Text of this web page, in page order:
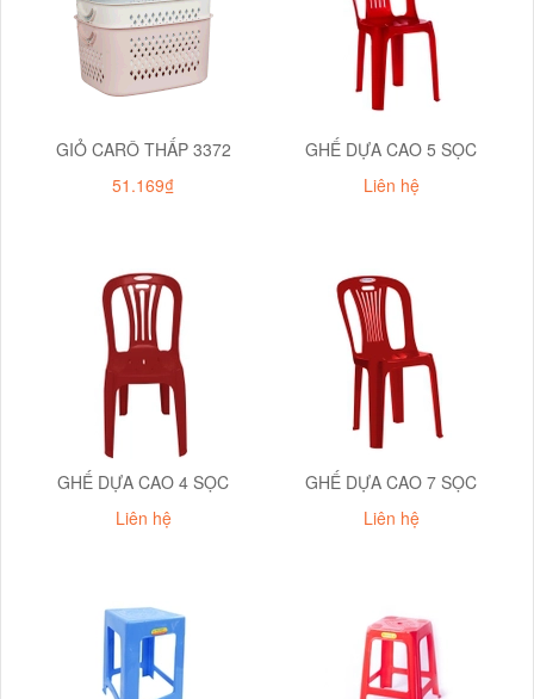
GIỎ CARÔ THẤP 3372
51.169₫
GHẾ DỰA CAO 5 SỌC
Liên hệ
GHẾ DỰA CAO 4 SỌC
Liên hệ
GHẾ DỰA CAO 7 SỌC
Liên hệ